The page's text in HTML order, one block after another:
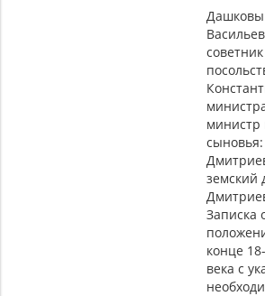
министр
земский
Записка
конце
века с